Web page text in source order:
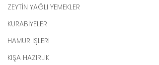
ZEYTİN YAĞLI YEMEKLER
KURABİYELER
HAMUR İŞLERİ
KIŞA HAZIRLIK